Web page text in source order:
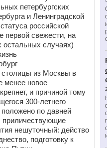
петербургских
и Ленинградской
российской
первой свежести, на
остальных случаях)
из Москвы в
менее новое
и причиной тому
300-летнего
по давней
приличествующие
нешуточный: действо
подготовку к